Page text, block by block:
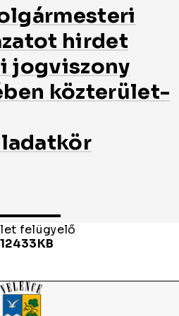
hirdet
jogviszony
közterület-
felügyelő